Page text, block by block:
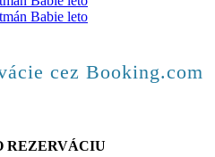
cez Booking.com
REZERVÁCIU